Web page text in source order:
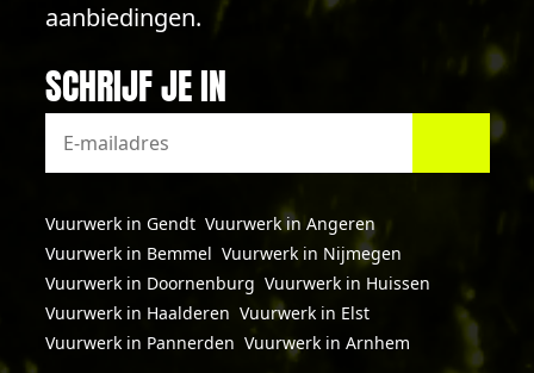
aanbiedingen.
SCHRIJF JE IN
Vuurwerk in Gendt Vuurwerk in Angeren
Vuurwerk in Bemmel Vuurwerk in Nijmegen
Vuurwerk in Doornenburg Vuurwerk in Huissen
Vuurwerk in Haalderen Vuurwerk in Elst
Vuurwerk in Pannerden Vuurwerk in Arnhem